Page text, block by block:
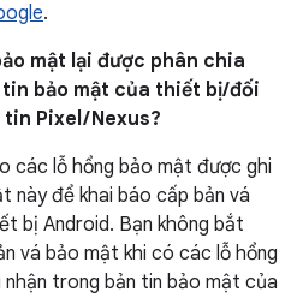
.
mật lại được phân chia
bảo mật của thiết bị/đối
Pixel / Nexus?
các lỗ hổng bảo mật được ghi
này để khai báo cấp bản vá
bị Android. Bạn không bắt
vá bảo mật khi có các lỗ hổng
trong bản tin bảo mật của